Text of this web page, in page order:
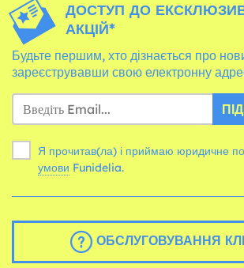
ДОСТУП ДО
АКЦІЙ*
Будьте першим, хто дізнається про
зареєструвавши свою електронну
Я прочитав(ла) і приймаю юридичне
умови Funidelia.
ОБСЛУГОВУВАННЯ